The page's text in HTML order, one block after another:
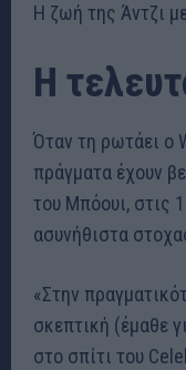
Η ζωή της Άντζι
Η
Όταν τη ρωτάει ο
πράγματα έχουν
του Μπόουι, στις
ασυνήθιστα
«Στην
σκεπτική (έμαθε
στο σπίτι του